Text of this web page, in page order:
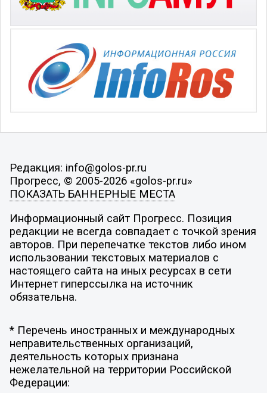
Редакция: info@golos-pr.ru
Прогресс, © 2005-2026 «golos-pr.ru»
ПОКАЗАТЬ БАННЕРНЫЕ МЕСТА
Информационный сайт Прогресс. Позиция
редакции не всегда совпадает с точкой зрения
авторов. При перепечатке текстов либо ином
использовании текстовых материалов с
настоящего сайта на иных ресурсах в сети
Интернет гиперссылка на источник
обязательна.
* Перечень иностранных и международных
неправительственных организаций,
деятельность которых признана
нежелательной на территории Российской
Федерации: